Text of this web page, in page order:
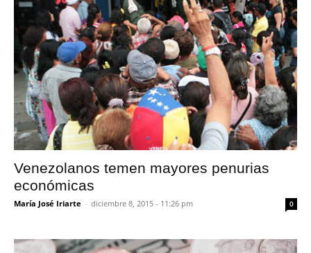
Venezolanos temen mayores penurias
económicas
María José Iriarte - diciembre 8, 2015 - 11:26 pm 0